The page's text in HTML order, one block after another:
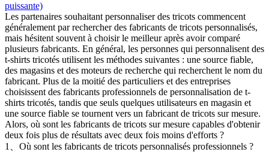
Les partenaires souhaitant personnaliser des tricots commencent
généralement par rechercher des fabricants de tricots personnalisés,
mais hésitent souvent à choisir le meilleur après avoir comparé
plusieurs fabricants. En général, les personnes qui personnalisent des
t-shirts tricotés utilisent les méthodes suivantes : une source fiable,
des magasins et des moteurs de recherche qui recherchent le nom du
fabricant. Plus de la moitié des particuliers et des entreprises
choisissent des fabricants professionnels de personnalisation de t-
shirts tricotés, tandis que seuls quelques utilisateurs en magasin et
une source fiable se tournent vers un fabricant de tricots sur mesure.
Alors, où sont les fabricants de tricots sur mesure capables d'obtenir
deux fois plus de résultats avec deux fois moins d'efforts ?
1、Où sont les fabricants de tricots personnalisés professionnels ?